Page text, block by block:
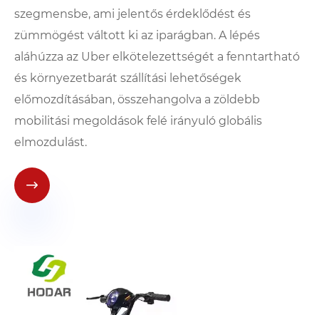
szegmensbe, ami jelentős érdeklődést és
zümmögést váltott ki az iparágban. A lépés
aláhúzza az Uber elkötelezettségét a fenntartható
és környezetbarát szállítási lehetőségek
előmozdításában, összehangolva a zöldebb
mobilitási megoldások felé irányuló globális
elmozdulást.
